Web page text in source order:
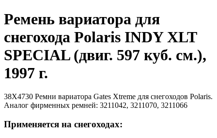
Ремень вариатора для
снегохода Polaris INDY XLT
SPECIAL (двиг. 597 куб. см.),
1997 г.
38X4730 Ремни вариатора Gates Xtreme для снегоходов Polaris.
Аналог фирменных ремней: 3211042, 3211070, 3211066
Применяется на снегоходах: